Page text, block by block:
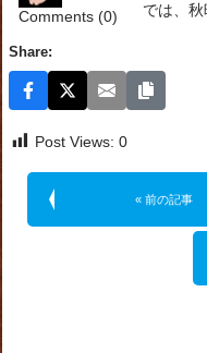
Comments (0)
では、秋
Share:
Post Views: 0
« 前の記事